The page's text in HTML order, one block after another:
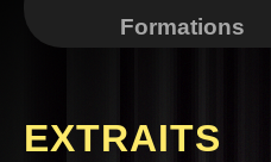
Formations
EXTRAITS